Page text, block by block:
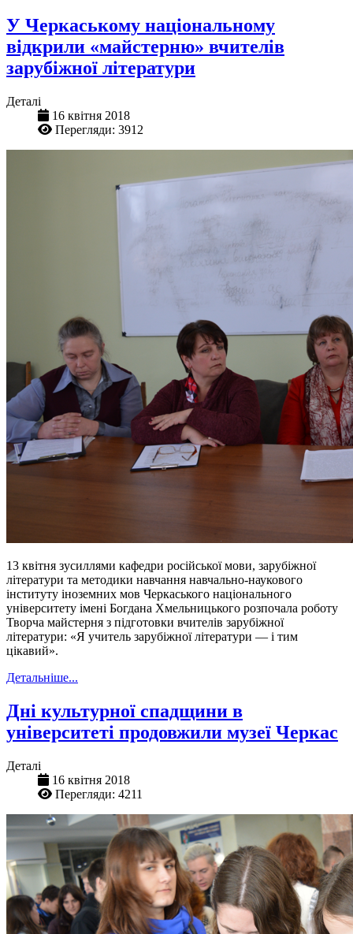
У Черкаському національному
відкрили «майстерню» вчителів
зарубіжної літератури
Деталі
16 квітня 2018
Перегляди: 3912
13 квітня зусиллями кафедри російської мови, зарубіжної
літератури та методики навчання навчально-наукового
інституту іноземних мов Черкаського національного
університету імені Богдана Хмельницького розпочала роботу
Творча майстерня з підготовки вчителів зарубіжної
літератури: «Я учитель зарубіжної літератури — і тим
цікавий».
Детальніше...
Дні культурної спадщини в
університеті продовжили музеї Черкас
Деталі
16 квітня 2018
Перегляди: 4211